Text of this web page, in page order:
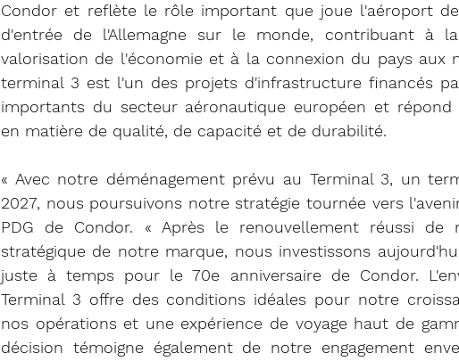
Condor et reflète le rôle important que joue l'aéroport
d'entrée de l'Allemagne sur le monde, contribuant à
valorisation de l'économie et à la connexion du pays aux
terminal 3 est l'un des projets d'infrastructure financés
importants du secteur aéronautique européen et répond
en matière de qualité, de capacité et de durabilité.
« Avec notre déménagement prévu au Terminal 3, un
2027, nous poursuivons notre stratégie tournée vers
PDG de Condor. « Après le renouvellement réussi
stratégique de notre marque, nous investissons
juste à temps pour le 70e anniversaire de Condor.
Terminal 3 offre des conditions idéales pour notre
nos opérations et une expérience de voyage haut de
décision témoigne également de notre engagement